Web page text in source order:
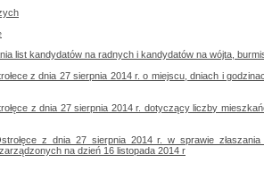
list kandydatów na radnych i kandydatów na wójta,
z dnia 27 sierpnia 2014 r. o miejscu, dniach i
z dnia 27 sierpnia 2014 r. dotyczący liczby
z dnia 27 sierpnia 2014 r. w sprawie
na dzień 16 listopada 2014 r